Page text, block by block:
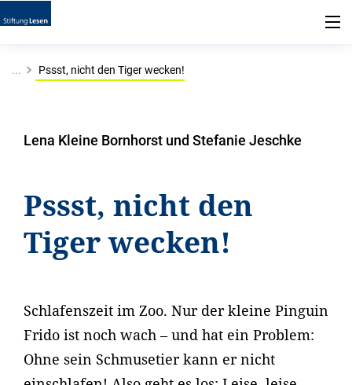
... Pssst, nicht den Tiger wecken!
Lena Kleine Bornhorst und Stefanie Jeschke
Pssst, nicht den
Tiger wecken!
Schlafenszeit im Zoo. Nur der kleine Pinguin
Frido ist noch wach – und hat ein Problem:
Ohne sein Schmusetier kann er nicht